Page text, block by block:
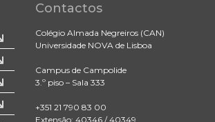
Contactos
Colégio Almada Negreiros (CAN)
Universidade NOVA de Lisboa
Campus de Campolide
3.º piso – Sala 333
+351 21 790 83 00
Extensão: 40346 / 40349